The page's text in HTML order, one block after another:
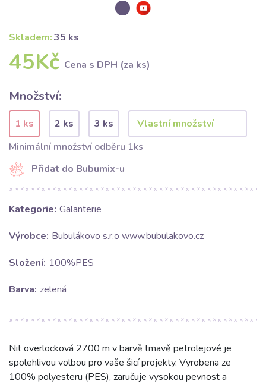
Skladem:35 ks
45Kč Cena s DPH (za ks)
Množství:
1 ks 2 ks
3 ks
Minimální množství odběru 1ks
Přidat do Bubumix-u
Kategorie: Galanterie
Výrobce: Bubulákovo s.r.o www.bubulakovo.cz
Složení: 100%PES
Barva: zelená
Nit overlocková 2700 m v barvě tmavě petrolejové je
spolehlivou volbou pro vaše šicí projekty. Vyrobena ze
100% polyesteru (PES), zaručuje vysokou pevnost a